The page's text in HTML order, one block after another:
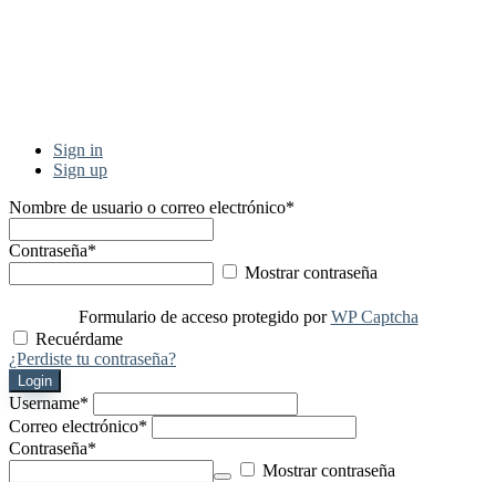
Sign in
Sign up
Nombre de usuario o correo electrónico*
Contraseña*
Mostrar contraseña
Formulario de acceso protegido porWP Captcha
Recuérdame
¿Perdiste tu contraseña?
Login
Username*
Correo electrónico*
Contraseña*
Mostrar contraseña